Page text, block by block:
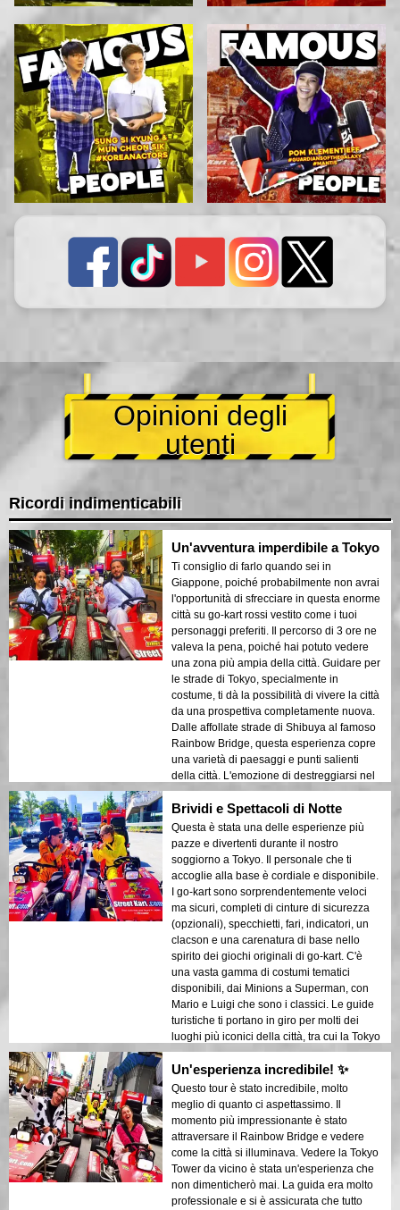
Opinioni degli
utenti
Ricordi indimenticabili
Un'avventura imperdibile a Tokyo
Ti consiglio di farlo quando sei in
Giappone, poiché probabilmente non avrai
l'opportunità di sfrecciare in questa enorme
città su go-kart rossi vestito come i tuoi
personaggi preferiti. Il percorso di 3 ore ne
valeva la pena, poiché hai potuto vedere
una zona più ampia della città. Guidare per
le strade di Tokyo, specialmente in
costume, ti dà la possibilità di vivere la città
da una prospettiva completamente nuova.
Dalle affollate strade di Shibuya al famoso
Rainbow Bridge, questa esperienza copre
una varietà di paesaggi e punti salienti
della città. L'emozione di destreggiarsi nel
traffico, con il vento tra i capelli e le luci
della città tutto intorno, rende tutto ancora
più divertente. Le riprese con la GoPro del
giro cattureranno tutto il brivido, quindi
assicurati di portarne una con un supporto
per la testa. (Nota: hai bisogno di una
patente di guida internazionale prima di
poter fare questa attività, anche se non è
difficile guidare un go-kart in realtà.) Che tu
sia un visitatore per la prima volta a Tokyo
o un locale esperto, questa è
un'esperienza che non vuoi perdere!
Brividi e Spettacoli di Notte
Questa è stata una delle esperienze più
pazze e divertenti durante il nostro
soggiorno a Tokyo. Il personale che ti
accoglie alla base è cordiale e disponibile.
I go-kart sono sorprendentemente veloci
ma sicuri, completi di cinture di sicurezza
(opzionali), specchietti, fari, indicatori, un
clacson e una carenatura di base nello
spirito dei giochi originali di go-kart. C'è
una vasta gamma di costumi tematici
disponibili, dai Minions a Superman, con
Mario e Luigi che sono i classici. Le guide
turistiche ti portano in giro per molti dei
luoghi più iconici della città, tra cui la Tokyo
Tower, Shibuya Crossing e il Rainbow
Bridge. Le guide fanno un ottimo lavoro nel
garantire la tua sicurezza mentre navighi
per le strade, ma devi comunque
mantenere il tuo buon senso. Questo
dovrebbe sicuramente essere nella tua
lista di cose da fare a Tokyo. Suggerimento:
se stai pianificando il tour serale, assicurati
di vestirti in modo caldo, poiché può fare
freddo quando il sole tramonta.
Un'esperienza incredibile! ✨
Questo tour è stato incredibile, molto
meglio di quanto ci aspettassimo. Il
momento più impressionante è stato
attraversare il Rainbow Bridge e vedere
come la città si illuminava. Vedere la Tokyo
Tower da vicino è stata un'esperienza che
non dimenticherò mai. La guida era molto
professionale e si è assicurata che tutto